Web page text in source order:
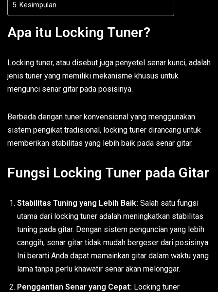
Kesimpulan
Apa itu Locking Tuner?
Locking tuner, atau disebut juga penyetel senar kunci, adalah
jenis tuner yang memiliki mekanisme khusus untuk
mengunci senar gitar pada posisinya.
Berbeda dengan tuner konvensional yang menggunakan
sistem pengikat tradisional, locking tuner dirancang untuk
memberikan stabilitas yang lebih baik pada senar gitar.
Fungsi Locking Tuner pada Gitar
Stabilitas Tuning yang Lebih Baik: Salah satu fungsi
utama dari locking tuner adalah meningkatkan stabilitas
tuning pada gitar. Dengan sistem penguncian yang lebih
canggih, senar gitar tidak mudah bergeser dari posisinya.
Ini berarti Anda dapat memainkan gitar dalam waktu yang
lama tanpa perlu khawatir senar akan melonggar.
Penggantian Senar yang Cepat: Locking tuner